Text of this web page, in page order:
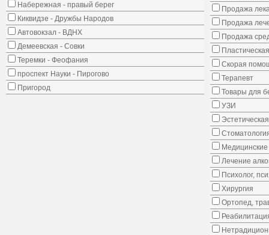
Набережная - правый берег
Киквидзе - Дружбы Народов
Автовокзал - ВДНХ
Демеевская - Совки
Теремки - Феофания
проспект Науки - Пирогово
Пригород
Продажа
Продажа
Продажа
Скорая
Терапевт
Товары для
УЗИ
Медицинские
Лечение
Психолог,
Хирургия
Ортопед,